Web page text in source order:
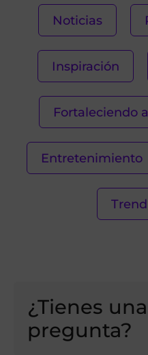
Noticias
Inspiración
Fortaleciendo
Entretenimiento
¿Tienes una
pregunta?